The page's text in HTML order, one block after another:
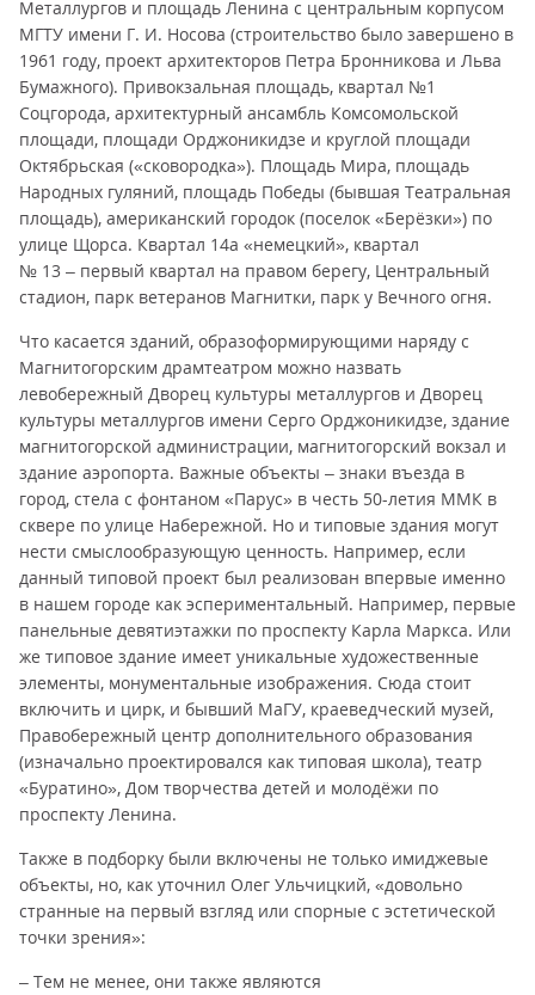
Металлургов и площадь Ленина с центральным корпусом
МГТУ имени Г. И. Носова (строительство было завершено в
1961 году, проект архитекторов Петра Бронникова и Льва
Бумажного). Привокзальная площадь, квартал №1
Соцгорода, архитектурный ансамбль Комсомольской
площади, площади Орджоникидзе и круглой площади
Октябрьская («сковородка»). Площадь Мира, площадь
Народных гуляний, площадь Победы (бывшая Театральная
площадь), американский городок (поселок «Берёзки») по
улице Щорса. Квартал 14а «немецкий», квартал
№ 13 – первый квартал на правом берегу, Центральный
стадион, парк ветеранов Магнитки, парк у Вечного огня.
Что касается зданий, образоформирующими наряду с
Магнитогорским драмтеатром можно назвать
левобережный Дворец культуры металлургов и Дворец
культуры металлургов имени Серго Орджоникидзе, здание
магнитогорской администрации, магнитогорский вокзал и
здание аэропорта. Важные объекты – знаки въезда в
город, стела с фонтаном «Парус» в честь 50-летия ММК в
сквере по улице Набережной. Но и типовые здания могут
нести смыслообразующую ценность. Например, если
данный типовой проект был реализован впервые именно
в нашем городе как эспериментальный. Например, первые
панельные девятиэтажки по проспекту Карла Маркса. Или
же типовое здание имеет уникальные художественные
элементы, монументальные изображения. Сюда стоит
включить и цирк, и бывший МаГУ, краеведческий музей,
Правобережный центр дополнительного образования
(изначально проектировался как типовая школа), театр
«Буратино», Дом творчества детей и молодёжи по
проспекту Ленина.
Также в подборку были включены не только имиджевые
объекты, но, как уточнил Олег Ульчицкий, «довольно
странные на первый взгляд или спорные с эстетической
точки зрения»:
– Тем не менее, они также являются